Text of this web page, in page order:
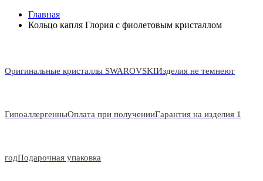
Главная
Кольцо капля Глория с фиолетовым кристаллом
Оригинальные кристаллы SWAROVSKIИзделия не темнеют
ГипоаллергенныОплата при полученииГарантия на изделия 1
годПодарочная упаковка